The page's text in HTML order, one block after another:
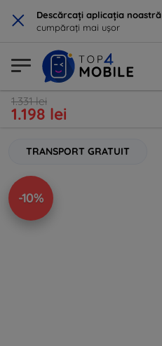
× Descărcați aplicația noastră
cumpărați mai ușor
1.331 lei
1.198 lei
TRANSPORT GRATUIT
-10%